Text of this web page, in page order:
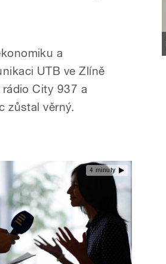
a
UTB ve Zlíně
City 937 a
zůstal věrný.
4 minuty